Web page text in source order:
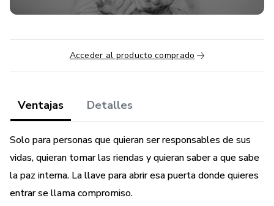
Acceder al producto comprado
Ventajas Detalles
Solo para personas que quieran ser responsables de sus
vidas, quieran tomar las riendas y quieran saber a que sabe
la paz interna. La llave para abrir esa puerta donde quieres
entrar se llama compromiso.